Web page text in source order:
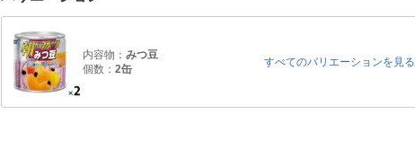
内容物： みつ豆
個数： 2缶
すべてのバリエーションを見る